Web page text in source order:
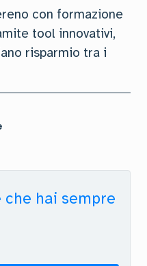
con formazione
tool innovativi,
risparmio tra i
hai sempre